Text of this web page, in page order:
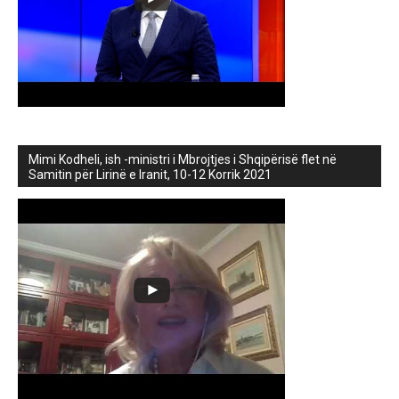
Mimi Kodheli, ish -ministri i Mbrojtjes i Shqipërisë flet në
Samitin për Lirinë e Iranit, 10-12 Korrik 2021